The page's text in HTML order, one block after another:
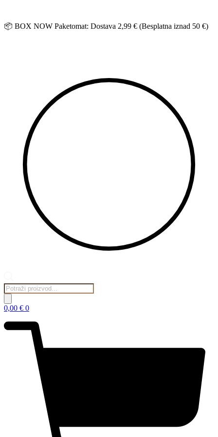
sadržaj
📦 BOX NOW Paketomat: Dostava 2,99 € (Besplatna iznad 50 €)
Products
search
0,00 € 0